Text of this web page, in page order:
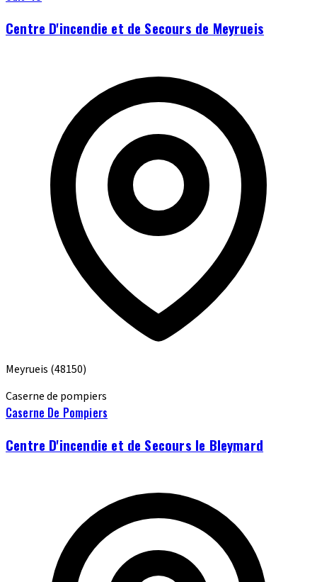
Centre D'incendie et de Secours de Meyrueis
Meyrueis (48150)
Caserne de pompiers
Caserne De Pompiers
Centre D'incendie et de Secours le Bleymard